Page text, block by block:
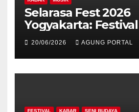
Selarasa Fest 2026
Yogyakarta:
Koplo, Budaya, dan
Siap Guncang
20/06/2026 AGUNG PORTAL
FESTIVAL KABAR SENI BUDAYA